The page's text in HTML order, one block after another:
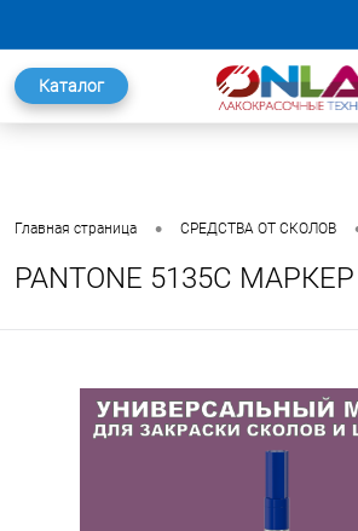
Каталог
Главная страница • СРЕДСТВА ОТ СКОЛОВ
PANTONE 5135C